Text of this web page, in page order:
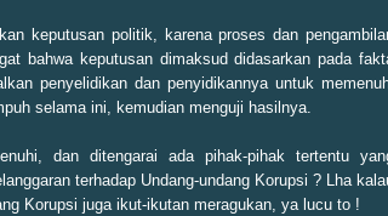
keputusan politik, karena proses dan
bahwa keputusan dimaksud didasarkan pada
penyelidikan dan penyidikannya untuk
selama ini, kemudian menguji hasilnya.
dan ditengarai ada pihak-pihak tertentu
terhadap Undang-undang Korupsi ? Lha
Korupsi juga ikut-ikutan meragukan, ya lucu to !